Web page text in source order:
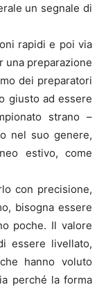
un segnale di
rapidi e poi via
una preparazione
dei preparatori
giusto ad essere
strano –
nel suo genere,
estivo, come
con precisione,
bisogna essere
poche. Il valore
essere livellato,
hanno voluto
perché la forma